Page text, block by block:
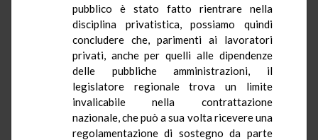
pubblico è stato fatto rientrare nella
disciplina privatistica, possiamo quindi
concludere che, parimenti ai lavoratori
privati, anche per quelli alle dipendenze
delle pubbliche amministrazioni, il
legislatore regionale trova un limite
invalicabile nella contrattazione
nazionale, che può a sua volta ricevere una
regolamentazione di sostegno da parte